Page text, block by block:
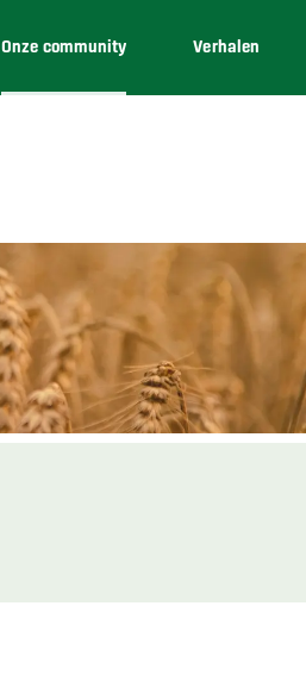
Onze community Verhalen